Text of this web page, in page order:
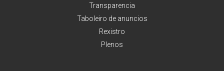
Transparencia
Taboleiro de anuncios
Rexistro
Plenos